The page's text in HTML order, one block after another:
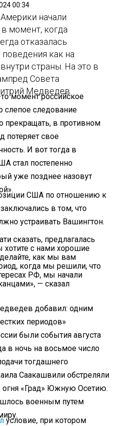
00:34
начали
момент, когда
отказалась
как на
страны. На это в
Совета
Медведев.
момент российское
слепое следование
прекращать, в противном
потеряет свое
И вот тогда в
стал постепенно
уже позднее назовут
США по отношению к
в том, что
устраивать Вашингтон.
сказать, предлагалась
хотите с нами хорошие
как мы вам
когда мы решили, что
РФ, мы начали
— сказал
добавил: одним
периодов»
были события августа
в ночь на восьмое число
тогдашнего
Саакашвили обстреляли
огня «Град» Южную Осетию.
военным путем
условие, при котором